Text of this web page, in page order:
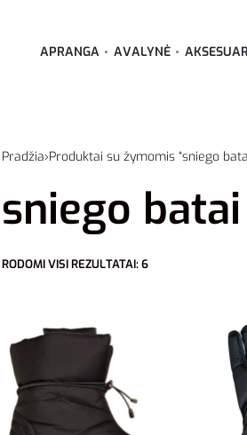
APRANGA AVALYNĖ
Pradžia›Produktai su žymomis “sniego
sniego
RODOMI VISI REZULTATAI: 6